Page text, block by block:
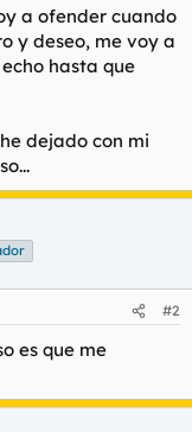
a ofender cuando
y deseo, me voy a
hasta que
dejado con mi
#2
es que me